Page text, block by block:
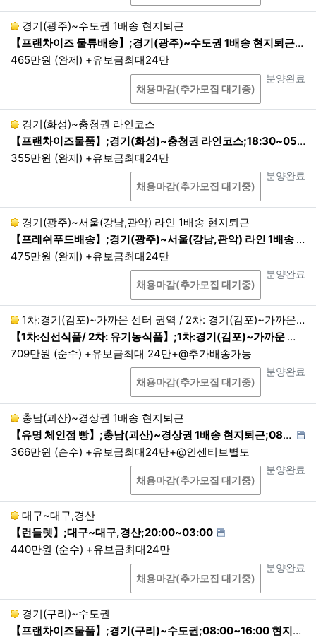
개인정보의 수집방법
홈페이지, 상담게시판을 통한 회원가입 등 온라인
상에서의 수집, 전화, 회사 내에서의 서면 양식 신
청서 등을 통한 오프라인에서의 수집, 이메일, 이
벤트 응모 등을 통한 수집
생성정보 수집 툴을 통한 수집
제3조. 개인정보의 보유 및 이용 기간
1.회사는 이용자로부터 개인정보 수집 시에, 동의 받
은 기간 내에서 개인정보를 보유 및 이용합니다. 다
만, 관계 법령의 규정에 따라 보존할 필요성이 있는
경우에는 관계법령에 따라 보존합니다.
회원의 경우 개인정보의 보유 및 이용 기간은 서비
스 이용계약 체결시(회원가입시)부터 서비스 이용계
약 해지(탈퇴신청, 직권탈퇴 포함)까지 입니다. 회사
는 다른 법령에서 별도의 기간을 정하고 있거나 고객
의 요청이 있는 경우를 제외하면, 법령에서 정의하는
기간(1년) 동안 재이용하지 아니하는 회원의 개인정
보를 파기합니다. 단, 기간 만료 30일 전까지 개인정
보가 파기되는 사실과 기간 만료일 및 해당 개인정보
의 항목을 이메일·전화 또는 이와 유사한 방법 중 어
느 하나의 방법으로 회원에게 알립니다.
3.관련 법령에 의한 개인정보 보유 기간은 다음과 같
습니다.
표시/광고에 관한 기록 : 6개월
컴퓨터통신 또는 인터넷 접속자료 : 3개월
4.관련 법령에 그 근거가 없더라도, 회사의 중대한 손
실을 예방하거나, 범죄 및 소송 등을 위해 보관해야
그 목적을 달성하기 위한 최소한의 기간 및 항목만 보
<보관정보/보존기간>
이용약관에 따라 자격이 상실 된 회원정보 :
경기(광주)~수도권 1배송 현지퇴근
【프랜차이즈 물류배송】;경기(광주)~수도권 1배송 현지퇴근;24:00~07:00 1배송 현지퇴근
465만원 (완제) +유보금최대24만
진행상태
분양완료
상담
채용마감(추가모집 대기중)
경기(화성)~충청권 라인코스
【프랜차이즈물품】;경기(화성)~충청권 라인코스;18:30~05:00 현지퇴근
355만원 (완제) +유보금최대24만
진행상태
분양완료
상담
채용마감(추가모집 대기중)
경기(광주)~서울(강남,관악) 라인 1배송 현지퇴근
【프레쉬푸드배송】;경기(광주)~서울(강남,관악) 라인 1배송 현지퇴근;24:00~07:00 1배송 현지퇴근
475만원 (완제) +유보금최대24만
진행상태
분양완료
상담
채용마감(추가모집 대기중)
1차:경기(김포)~가까운 센터 권역 / 2차: 경기(김포)~가까운 센터 권역 현지퇴근
【1차:신선식품/ 2차: 유기농식품】;1차:경기(김포)~가까운 센터 권역 / 2차: 경기(김포)~가까운 센터 권역 현지퇴근;1차 :18:00~24:00 / 2차:01:00~06:0…
709만원 (순수) +유보금최대 24만+@추가배송가능
진행상태
분양완료
상담
채용마감(추가모집 대기중)
충남(괴산)~경상권 1배송 현지퇴근
【유명 체인점 빵】;충남(괴산)~경상권 1배송 현지퇴근;08:00~21:00 1배송 현지퇴근
366만원 (순수) +유보금최대24만+@인센티브별도
진행상태
분양완료
상담
채용마감(추가모집 대기중)
대구~대구,경산
【런들렛】;대구~대구,경산;20:00~03:00
440만원 (순수) +유보금최대24만
진행상태
분양완료
상담
채용마감(추가모집 대기중)
경기(구리)~수도권
【프랜차이즈물품】;경기(구리)~수도권;08:00~16:00 현지퇴근